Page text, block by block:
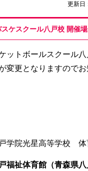
更新日
スケスクール八戸校 開催
ットボールスクール
変更となりますのでお
学院光星高等学校 体
福祉体育館（青森県八